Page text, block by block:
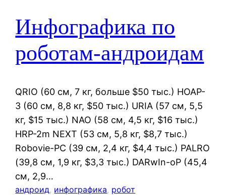
Инфографика по
роботам-андроидам
QRIO (60 см, 7 кг, больше $50 тыс.) HOAP-
3 (60 см, 8,8 кг, $50 тыс.) URIA (57 см, 5,5
кг, $15 тыс.) NAO (58 см, 4,5 кг, $16 тыс.)
HRP-2m NEXT (53 см, 5,8 кг, $8,7 тыс.)
Robovie-PC (39 см, 2,4 кг, $4,4 тыс.) PALRO
(39,8 см, 1,9 кг, $3,3 тыс.) DARwIn-oP (45,4
см, 2,9…
андроид, инфографика, робот